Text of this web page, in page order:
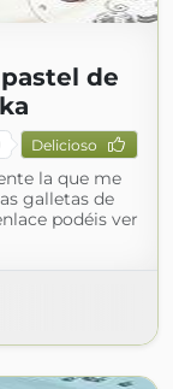
de
Delicioso
la que me
galletas de
podéis ver